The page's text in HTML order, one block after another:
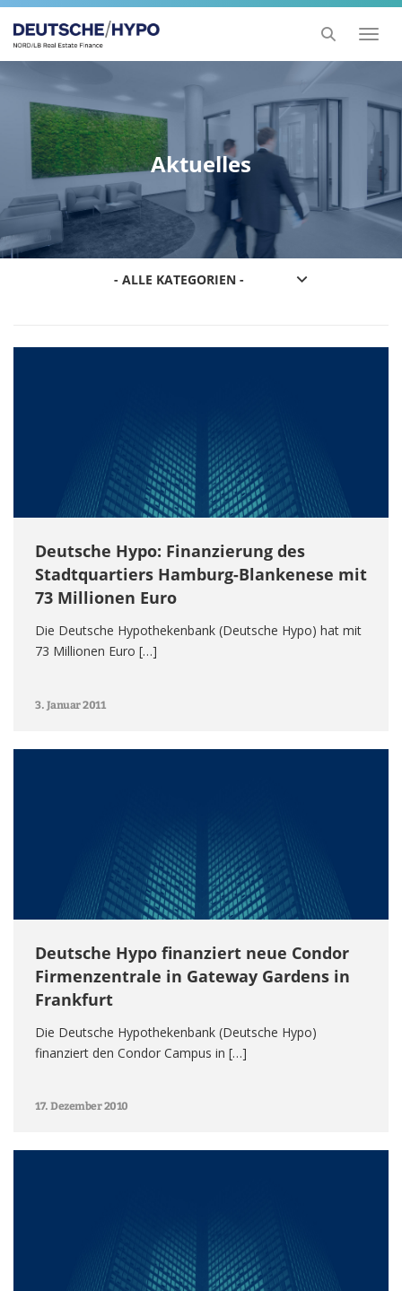
Toggle
Aktuelles
- ALLE KATEGORIEN -
Deutsche Hypo: Finanzierung des
Stadtquartiers Hamburg-Blankenese mit
73 Millionen Euro
Die Deutsche Hypothekenbank (Deutsche Hypo) hat mit
73 Millionen Euro […]
3. Januar 2011
Deutsche Hypo finanziert neue Condor
Firmenzentrale in Gateway Gardens in
Frankfurt
Die Deutsche Hypothekenbank (Deutsche Hypo)
finanziert den Condor Campus in […]
17. Dezember 2010